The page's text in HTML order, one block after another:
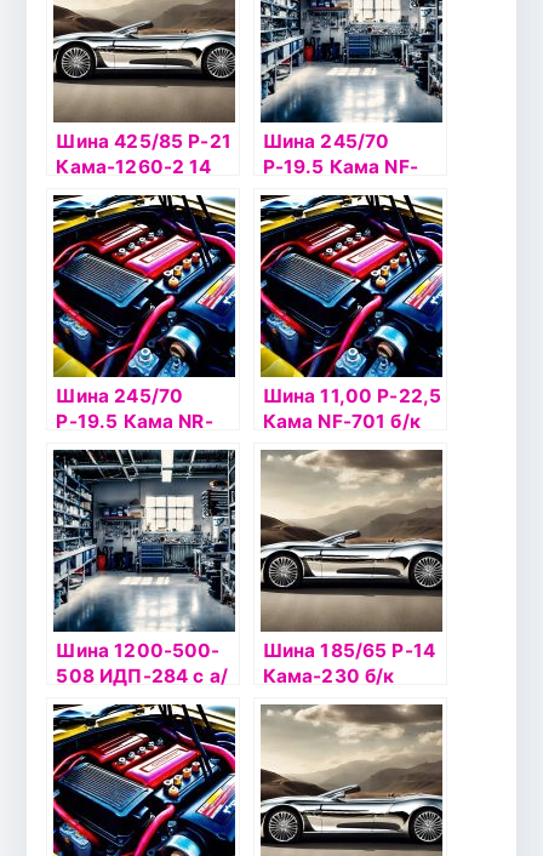
Шина 425/85 Р-21
Кама-1260-2 14
н.с. с а/к
Шина 245/70
Р-19.5 Кама NF-
201 б/к
Шина 245/70
Р-19.5 Кама NR-
201 б/к
Шина 11,00 Р-22,5
Кама NF-701 б/к
НКШЗ 148/145К
Шина 1200-500-
508 ИДП-284 с а/
к НКШЗ
Шина 185/65 Р-14
Кама-230 б/к